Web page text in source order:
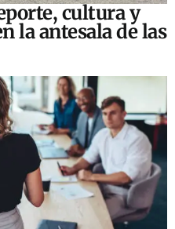
cultura y
la antesala de las